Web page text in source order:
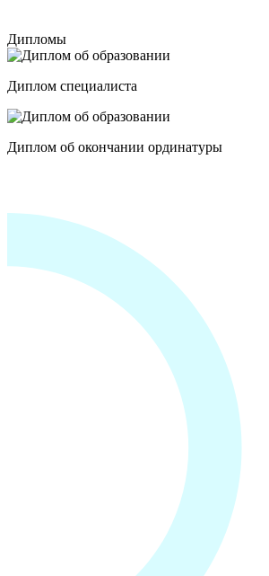
Дипломы
Диплом специалиста
Диплом об окончании ординатуры